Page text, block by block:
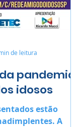
pandemia
idosos
estão
A
de leitura